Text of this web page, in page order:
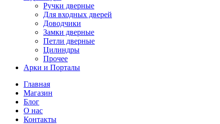
Ручки дверные
Для входных дверей
Доводчики
Замки дверные
Петли дверные
Цилиндры
Прочее
Арки и Порталы
Главная
Магазин
Блог
О нас
Контакты